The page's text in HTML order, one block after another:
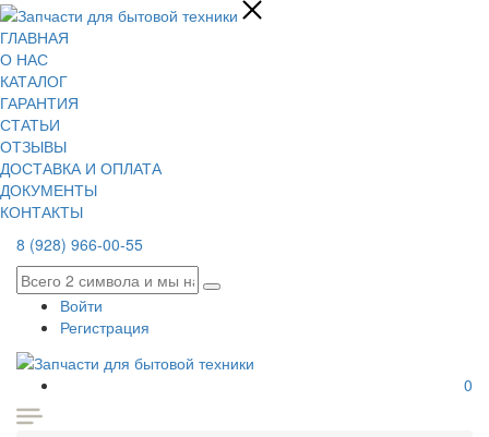
ГЛАВНАЯ
О НАС
КАТАЛОГ
ГАРАНТИЯ
СТАТЬИ
ОТЗЫВЫ
ДОСТАВКА И ОПЛАТА
ДОКУМЕНТЫ
КОНТАКТЫ
8 (928) 966-00-55
Войти
Регистрация
0